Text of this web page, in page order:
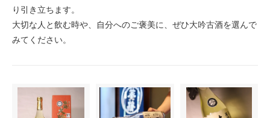
り引き立ちます。
大切な人と飲む時や、自分へのご褒美に、ぜひ大吟古酒を選んで
みてください。